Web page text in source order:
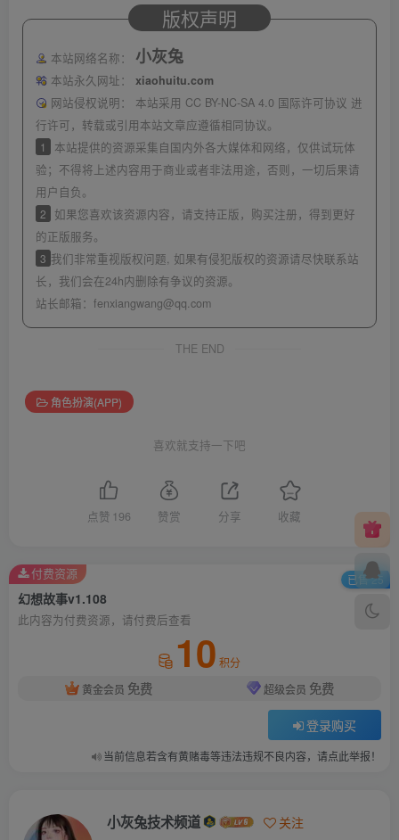
版权声明
本站网络名称： 小灰兔
本站永久网址：
xiaohuitu.com
网站侵权说明：
本站采用 CC BY-NC-SA 4.0 国际许可协议 进
行许可，转载或引用本站文章应遵循相同协议。
1
本站提供的资源采集自国内外各大媒体和网络，仅供试玩体
验；不得将上述内容用于商业或者非法用途，否则，一切后果请
用户自负。
2
如果您喜欢该资源内容，请支持正版，购买注册，得到更好
的正版服务。
3 我们非常重视版权问题, 如果有侵犯版权的资源请尽快联系站
长，我们会在24h内删除有争议的资源。
站长邮箱： fenxiangwang@qq.com
THE END
角色扮演(APP)
喜欢就支持一下吧
点赞 196 赞赏 分享 收藏
幻想故事v1.108
此内容为付费资源，请付费后查看
10 积分
黄金会员 免费 超级会员 免费
登录购买
当前信息若含有黄赌毒等违法违规不良内容，请点此举报！
付费资源 已售 25
小灰兔技术频道 关注